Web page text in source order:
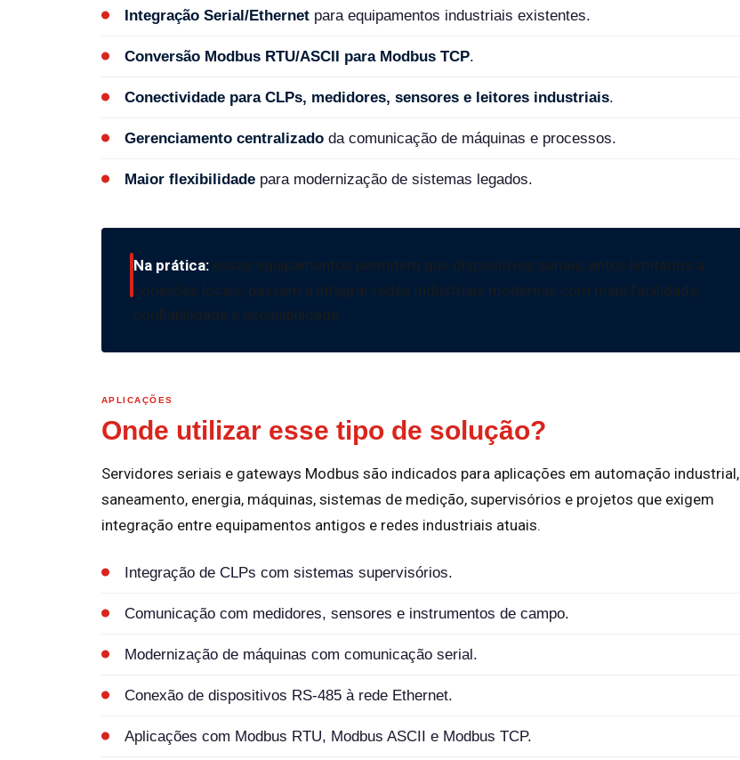
Integração Serial/Ethernet para equipamentos industriais existentes.
Conversão Modbus RTU/ASCII para Modbus TCP.
Conectividade para CLPs, medidores, sensores e leitores industriais.
Gerenciamento centralizado da comunicação de máquinas e processos.
Maior flexibilidade para modernização de sistemas legados.
Na prática: esses equipamentos permitem que dispositivos seriais, antes limitados a
conexões locais, passem a integrar redes industriais modernas com mais facilidade,
confiabilidade e escalabilidade.
APLICAÇÕES
Onde utilizar esse tipo de solução?
Servidores seriais e gateways Modbus são indicados para aplicações em automação industrial,
saneamento, energia, máquinas, sistemas de medição, supervisórios e projetos que exigem
integração entre equipamentos antigos e redes industriais atuais.
Integração de CLPs com sistemas supervisórios.
Comunicação com medidores, sensores e instrumentos de campo.
Modernização de máquinas com comunicação serial.
Conexão de dispositivos RS-485 à rede Ethernet.
Aplicações com Modbus RTU, Modbus ASCII e Modbus TCP.